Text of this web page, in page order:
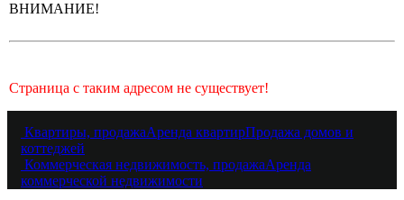
ВНИМАНИЕ!
Страница с таким адресом не существует!
Квартиры, продажаАренда квартирПродажа домов и
коттеджей
Коммерческая недвижимость, продажаАренда
коммерческой недвижимости